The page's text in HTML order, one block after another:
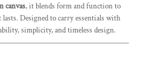
canvas, it blends form and function to
lasts. Designed to carry essentials with
simplicity, and timeless design.